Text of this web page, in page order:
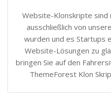
Website-Klonskripte sind
ausschließlich von
wurden und es Startups
Website-Lösungen zu
bringen Sie auf den
ThemeForest Klon